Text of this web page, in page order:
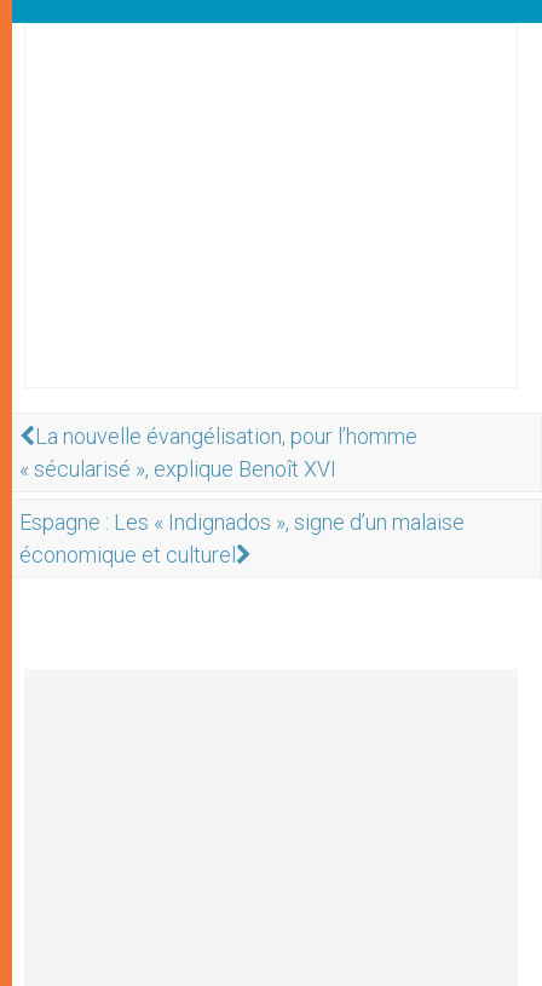
La nouvelle évangélisation, pour l’homme
« sécularisé », explique Benoît XVI
Espagne : Les « Indignados », signe d’un malaise
économique et culturel